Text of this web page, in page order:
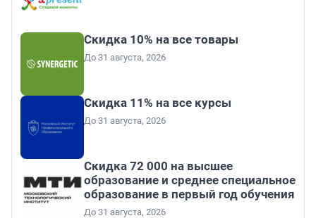
Скидка 10% на все товары
До 31 августа, 2026
Скидка 11% на все курсы
До 31 августа, 2026
Скидка 72 000 на высшее
образование и среднее специальное
образование в первый год обучения
До 31 августа, 2026